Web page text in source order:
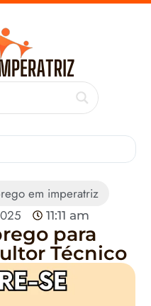
em imperatriz
11:11 am
para
Técnico